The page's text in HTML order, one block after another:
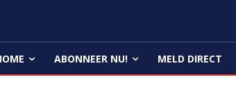
ABONNEER NU! MELD DIRECT